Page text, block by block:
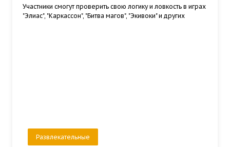
Участники смогут проверить свою логику и ловкость в играх
"Элиас", "Каркассон", "Битва магов", "Экивоки" и других
Развлекательные